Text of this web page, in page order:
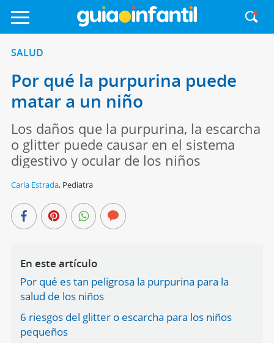
SALUD
Por qué la purpurina puede
matar a un niño
Los daños que la purpurina, la escarcha
o glitter puede causar en el sistema
digestivo y ocular de los niños
Carla Estrada, Pediatra
En este artículo
Por qué es tan peligrosa la purpurina para la
salud de los niños
6 riesgos del glitter o escarcha para los niños
pequeños